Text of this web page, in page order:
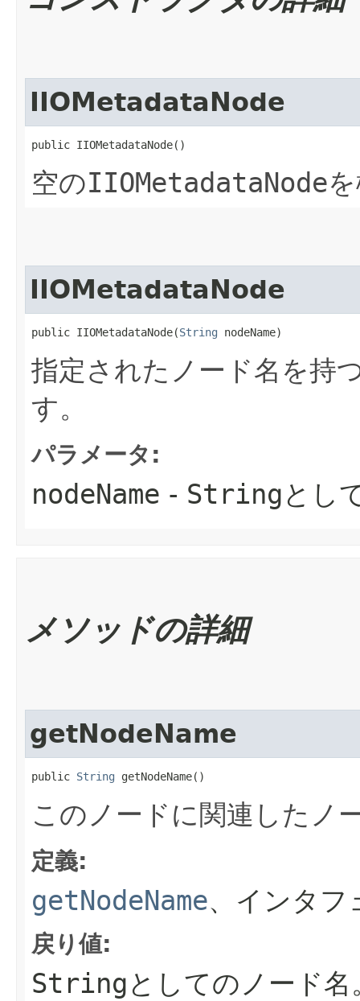
IIOMetadataNode
public IIOMetadataNode()
空のIIOMetadataNode
IIOMetadataNode
public IIOMetadataNode​(String nodeName)
指定されたノード名を持
す。
パラメータ:
nodeName - String とし
メソッドの詳細
getNodeName
public String getNodeName()
このノードに関連したノ
定義:
getNodeName、インタ
戻り値:
String としてのノード名